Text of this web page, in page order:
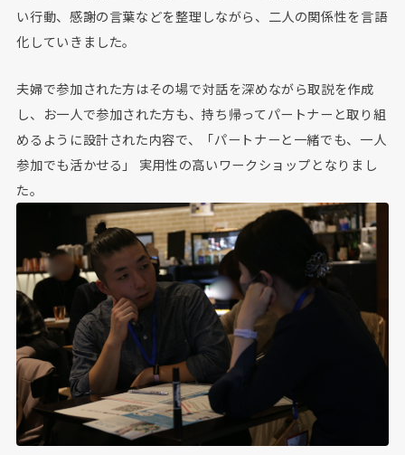
い行動、感謝の言葉などを整理しながら、二人の関係性を言語
化していきました。
夫婦で参加された方はその場で対話を深めながら取説を作成
し、お一人で参加された方も、持ち帰ってパートナーと取り組
めるように設計された内容で、「パートナーと一緒でも、一人
参加でも活かせる」 実用性の高いワークショップとなりまし
た。